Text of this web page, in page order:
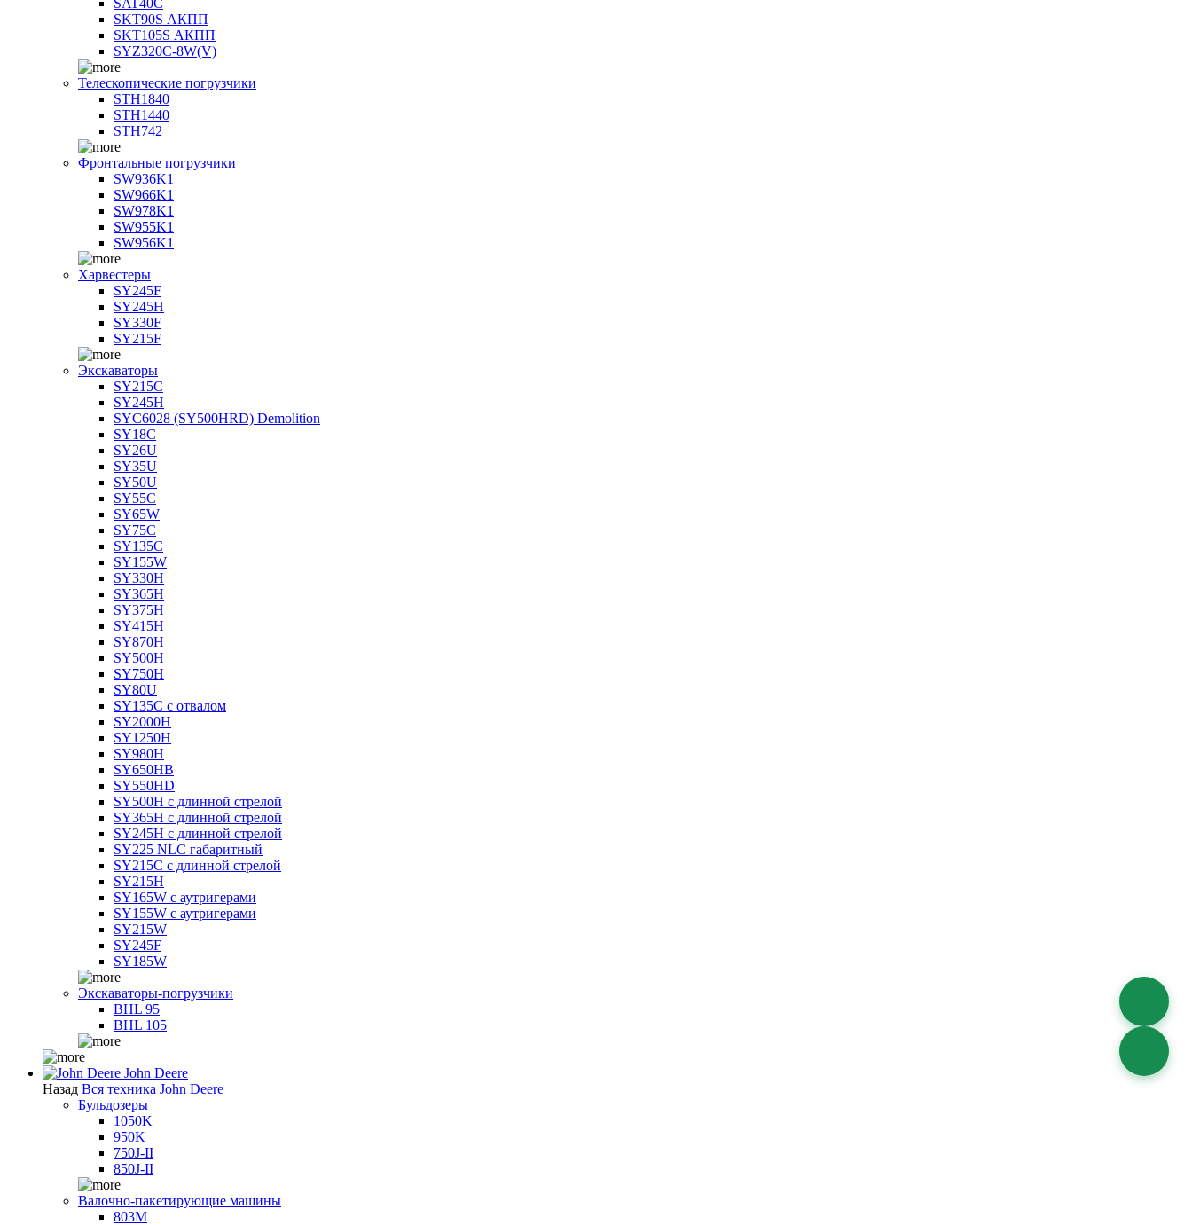
SKT90S АКПП
SKT105S АКПП
SYZ320C-8W(V)
Телескопические погрузчики
STH1840
STH1440
STH742
Фронтальные погрузчики
SW936K1
SW966K1
SW978K1
SW955K1
SW956K1
Харвестеры
SY245F
SY245H
SY330F
SY215F
Экскаваторы
SY215C
SY245H
SYC6028 (SY500HRD) Demolition
SY18C
SY26U
SY35U
SY50U
SY55C
SY65W
SY75C
SY135C
SY155W
SY330H
SY365H
SY375H
SY415H
SY870H
SY500H
SY750H
SY80U
SY135C с отвалом
SY2000H
SY1250H
SY980H
SY650HB
SY550HD
SY500H с длинной стрелой
SY365H с длинной стрелой
SY245H с длинной стрелой
SY225 NLC габаритный
SY215C с длинной стрелой
SY215H
SY165W с аутригерами
SY155W с аутригерами
SY215W
SY245F
SY185W
Экскаваторы-погрузчики
BHL 95
BHL 105
John Deere
Назад Вся техника John Deere
Бульдозеры
1050K
950K
750J-II
850J-II
Валочно-пакетирующие машины
803M